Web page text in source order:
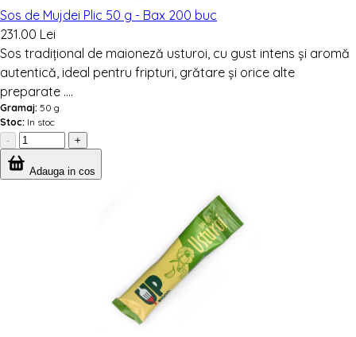
Sos de Mujdei Plic 50 g - Bax 200 buc
231.00 Lei
Sos tradițional de maioneză usturoi, cu gust intens și aromă
autentică, ideal pentru fripturi, grătare și orice alte
preparate ....
Gramaj: 50 g
Stoc: In stoc
-
+
Adauga in cos